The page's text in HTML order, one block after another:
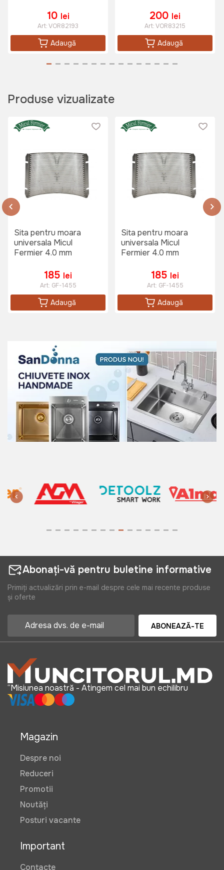
10 lei
Art:VOR82193
Adaugă
200 lei
Art:VOR83215
Adaugă
Produse vizualizate
Sita pentru moara
universala Micul
Fermier 4.0 mm
185 lei
Art: GF-1455
Adaugă
Sita pentru moara
universala Micul
Fermier 4.0 mm
185 lei
Art: GF-1455
Adaugă
Abonați-vă pentru buletine informative
Primiți actualizări prin e-mail despre cele mai recente produse
și oferte
ABONEAZĂ-TE
“Misiunea noastră - Atingem cel mai bun echilibru
Magazin
Despre noi
Reduceri
Promotii
Noutăți
Posturi vacante
Important
Contacte